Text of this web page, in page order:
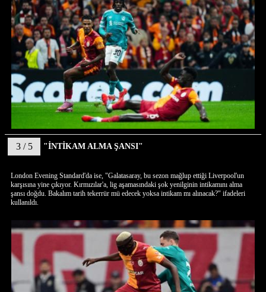
3 / 5 "İNTİKAM ALMA ŞANSI"
London Evening Standard'da ise, "Galatasaray, bu sezon mağlup ettiği Liverpool'un
karşısına yine çıkıyor. Kırmızılar'a, lig aşamasındaki şok yenilginin intikamını alma
şansı doğdu. Bakalım tarih tekerrür mü edecek yoksa intikam mı alınacak?" ifadeleri
kullanıldı.